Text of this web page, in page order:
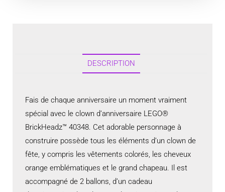
DESCRIPTION
Fais de chaque anniversaire un moment vraiment
spécial avec le clown d’anniversaire LEGO®
BrickHeadz™ 40348. Cet adorable personnage à
construire possède tous les éléments d’un clown de
fête, y compris les vêtements colorés, les cheveux
orange emblématiques et le grand chapeau. Il est
accompagné de 2 ballons, d’un cadeau